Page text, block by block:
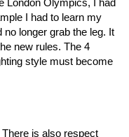
London Olympics, I had
I had to learn my
longer grab the leg. It
new rules. The 4
style must become
is also respect